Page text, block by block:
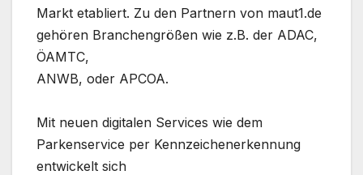
Markt etabliert. Zu den Partnern von maut1.de
gehören Branchengrößen wie z.B. der ADAC,
ÖAMTC,
ANWB, oder APCOA.
Mit neuen digitalen Services wie dem
Parkenservice per Kennzeichenerkennung
entwickelt sich